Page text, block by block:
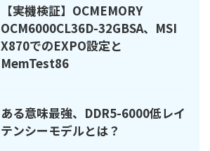
【実機検証】OCMEMORY
OCM6000CL36D-32GBSA、MSI
X870でのEXPO設定と
MemTest86
ある意味最強、DDR5-6000低レイ
テンシーモデルとは？